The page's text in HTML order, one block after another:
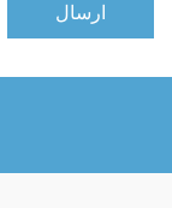
ارسال